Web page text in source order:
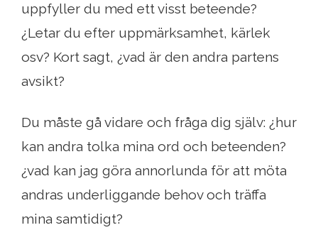
uppfyller du med ett visst beteende?
¿Letar du efter uppmärksamhet, kärlek
osv? Kort sagt, ¿vad är den andra partens
avsikt?
Du måste gå vidare och fråga dig själv: ¿hur
kan andra tolka mina ord och beteenden?
¿vad kan jag göra annorlunda för att möta
andras underliggande behov och träffa
mina samtidigt?